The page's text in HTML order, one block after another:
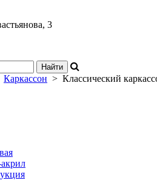
3
Каркассон > Классический